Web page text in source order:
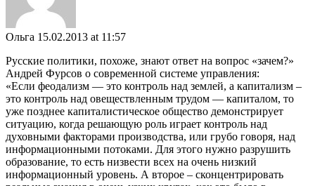
Ольга 15.02.2013 at 11:57
Русские политики, похоже, знают ответ на вопрос «зачем?»
Андрей Фурсов о современной системе управления:
«Если феодализм — это контроль над землей, а капитализм –
это контроль над овеществленным трудом — капиталом, то
уже позднее капиталистическое общество демонстрирует
ситуацию, когда решающую роль играет контроль над
духовными факторами производства, или грубо говоря, над
информационными потоками. Для этого нужно разрушить
образование, то есть низвести всех на очень низкий
информационный уровень. А второе – сконцентрировать